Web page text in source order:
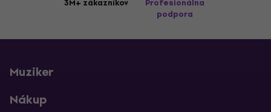
3M+ zákazníkov
Profesionálna
podpora
Muziker
Nákup